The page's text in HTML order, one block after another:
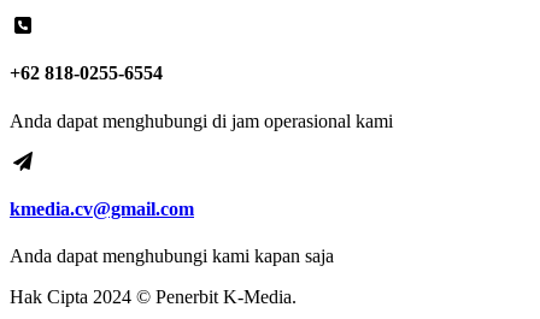
+62 818-0255-6554
Anda dapat menghubungi di jam operasional kami
kmedia.cv@gmail.com
Anda dapat menghubungi kami kapan saja
Hak Cipta 2024 © Penerbit K-Media.